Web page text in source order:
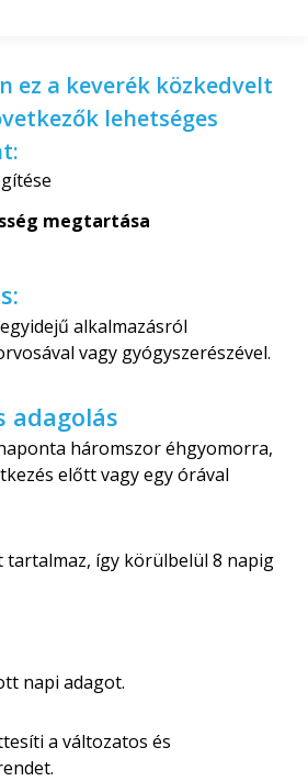
ez a keverék közkedvelt
lehetséges
megtartása
alkalmazásról
vagy gyógyszerészével.
adagolás
háromszor éhgyomorra,
előtt vagy egy órával
tartalmaz, így körülbelül 8 napig
napi adagot.
a változatos és